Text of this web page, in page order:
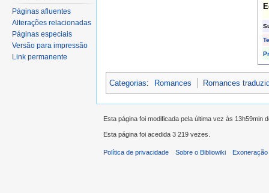
Categorias: Romances Romances
Páginas afluentes
Alterações relacionadas
Páginas especiais
Versão para impressão
Link permanente
Esta página foi modificada pela última vez às 13h59min
Esta página foi acedida 3 219 vezes.
Política de privacidade Sobre o Bibliowiki